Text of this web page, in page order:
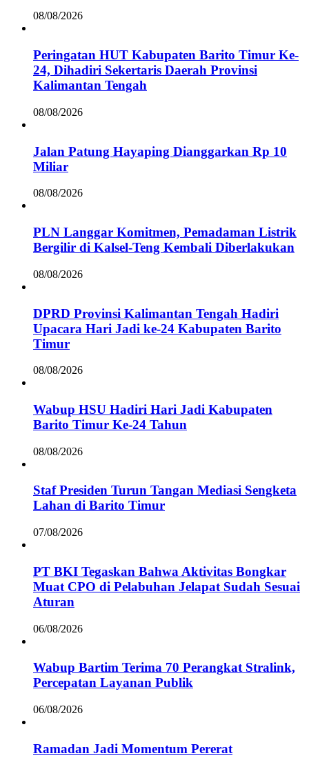
08/08/2026
Peringatan HUT Kabupaten Barito Timur Ke-
24, Dihadiri Sekertaris Daerah Provinsi
Kalimantan Tengah
08/08/2026
Jalan Patung Hayaping Dianggarkan Rp 10
Miliar
08/08/2026
PLN Langgar Komitmen, Pemadaman Listrik
Bergilir di Kalsel-Teng Kembali Diberlakukan
08/08/2026
DPRD Provinsi Kalimantan Tengah Hadiri
Upacara Hari Jadi ke-24 Kabupaten Barito
Timur
08/08/2026
Wabup HSU Hadiri Hari Jadi Kabupaten
Barito Timur Ke-24 Tahun
08/08/2026
Staf Presiden Turun Tangan Mediasi Sengketa
Lahan di Barito Timur
07/08/2026
PT BKI Tegaskan Bahwa Aktivitas Bongkar
Muat CPO di Pelabuhan Jelapat Sudah Sesuai
Aturan
06/08/2026
Wabup Bartim Terima 70 Perangkat Stralink,
Percepatan Layanan Publik
06/08/2026
Ramadan Jadi Momentum Pererat